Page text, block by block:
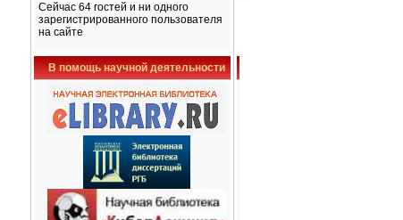
Сейчас 64 гостей и ни одного
зарегистрированного пользователя
на сайте
В помощь научной деятельности